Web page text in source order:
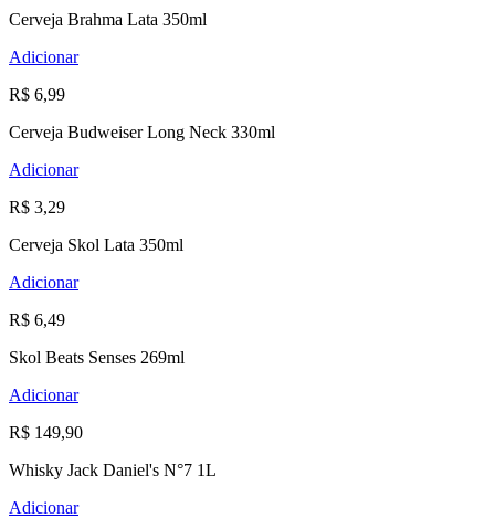
Cerveja Brahma Lata 350ml
Adicionar
R$ 6,99
Cerveja Budweiser Long Neck 330ml
Adicionar
R$ 3,29
Cerveja Skol Lata 350ml
Adicionar
R$ 6,49
Skol Beats Senses 269ml
Adicionar
R$ 149,90
Whisky Jack Daniel's N°7 1L
Adicionar